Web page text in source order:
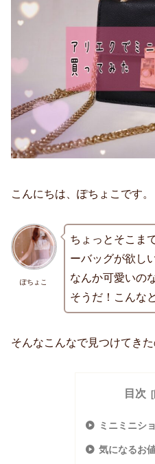
こんにちは、ぽちょこです。
ぽちょこ
ちょっとそこま
ーバッグが欲し
なんか可愛いの
そうだ！こんな
そんなこんなで見つけてきた
目次
ミニミニシ
気になるお